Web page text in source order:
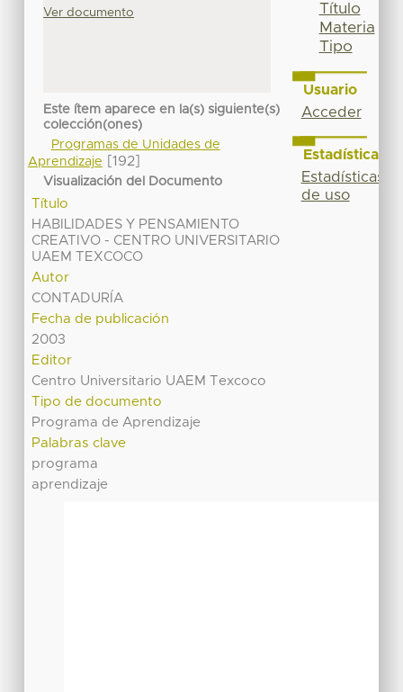
Ver documento
Este ítem aparece en la(s) siguiente(s)
colección(ones)
Programas de Unidades de
Aprendizaje
[192]
Visualización del Documento
Título
HABILIDADES Y PENSAMIENTO
CREATIVO - CENTRO UNIVERSITARIO
UAEM TEXCOCO
Autor
CONTADURÍA
Fecha de publicación
2003
Editor
Centro Universitario UAEM Texcoco
Tipo de documento
Programa de Aprendizaje
Palabras clave
programa
aprendizaje
Título
Materia
Tipo
Usuario
Acceder
Estadísticas
Estadísticas
de uso